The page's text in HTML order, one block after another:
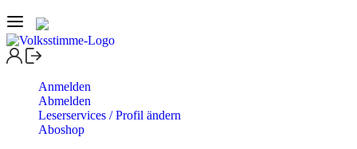
Anmelden
Abmelden
Leserservices / Profil ändern
Aboshop